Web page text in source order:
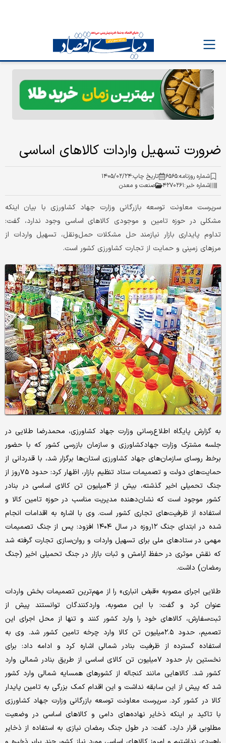
ضرورت تسهیل واردات کالاهای اساسی
شماره روزنامه:۶۵۶۵ تاریخ چاپ:۱۴۰۵/۰۲/۲۴
شماره خبر:۴۲۷۰۲۶۱ صنعت و معدن
سرپرست معاونت توسعه بازرگانی وزارت جهاد کشاورزی با بیان اینکه
مشکلی در حوزه تامین و موجودی کالاهای اساسی وجود ندارد، گفت:
تداوم پایداری بازار نیازمند حل مشکلات حمل‌ونقل، تسهیل واردات از
مرزهای زمینی و حمایت از تجارت کشاورزی کشور است.
به گزارش پایگاه اطلاع‌رسانی وزارت جهاد کشاورزی، محمدرضا طلایی در
جلسه مشترک وزارت جهادکشاورزی و سازمان بازرسی کشور که با حضور
برخط روسای سازمان‌های جهاد کشاورزی استان‌ها برگزار شد، با قدردانی از
حمایت‌های دولت و تصمیمات ستاد تنظیم بازار، اظهار کرد: حدود ۷۵روز از
جنگ تحمیلی اخیر گذشته، بیش از ۴میلیون تن کالای اساسی در بنادر
کشور موجود است که نشان‌دهنده مدیریت مناسب در حوزه تامین کالا و
استفاده از ظرفیت‌های تجاری کشور است. وی با اشاره به اقدامات انجام
شده در ابتدای جنگ ۱۲روزه در سال ۱۴۰۴ افزود: پس از جنگ تصمیمات
مهمی در ستادهای ملی برای تسهیل واردات و روان‌سازی تجارت گرفته شد
که نقش موثری در حفظ آرامش و ثبات بازار در جنگ تحمیلی اخیر (جنگ
رمضان) داشت.
طلایی اجرای مصوبه «قبض انباری» را از مهم‌ترین تصمیمات بخش واردات
عنوان کرد و گفت: با این مصوبه، واردکنندگان توانستند پیش از
ثبت‌سفارش، کالاهای خود را وارد کشور کنند و تنها از محل اجرای این
تصمیم، حدود ۲.۵میلیون تن کالا وارد چرخه تامین کشور شد. وی به
استفاده گسترده از ظرفیت بنادر شمالی اشاره کرد و ادامه داد: برای
نخستین بار حدود ۷میلیون تن کالای اساسی از طریق بنادر شمالی وارد
کشور شد. کالاهایی مانند کنجاله از کشورهای همسایه شمالی وارد کشور
شد که پیش از این سابقه نداشت و این اقدام کمک بزرگی به تامین پایدار
کالا در کشور کرد. سرپرست معاونت توسعه بازرگانی وزارت جهاد کشاورزی
با تاکید بر اینکه ذخایر نهاده‌های دامی و کالاهای اساسی در وضعیت
مطلوبی قرار دارد، گفت: در طول جنگ رمضان نیازی به استفاده از ذخایر